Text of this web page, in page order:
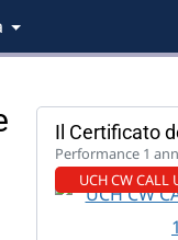
Il Certificato
Performance 1
UCH CW CALL